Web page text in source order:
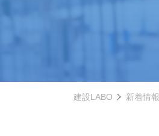
建設LABO 新着情報